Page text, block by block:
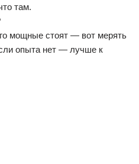
там.
мощные стоят — вот мерять
опыта нет — лучше к